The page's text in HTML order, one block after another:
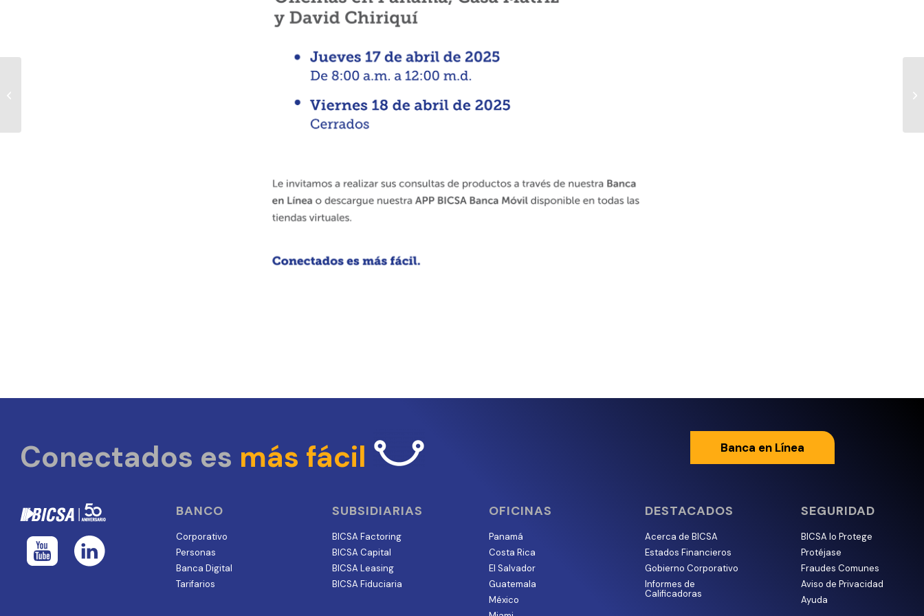
Conectados es más fácil Banca en Línea
BANCO
Corporativo
Personas
Banca Digital
Tarifarios
SUBSIDIARIAS
BICSA Factoring
BICSA Capital
BICSA Leasing
BICSA Fiduciaria
OFICINAS
Panamá
Costa Rica
El Salvador
Guatemala
México
DESTACADOS
Acerca de BICSA
Estados Financieros
Gobierno Corporativo
Informes de
Calificadoras
SEGURIDAD
BICSA lo Protege
Protéjase
Fraudes Comunes
Aviso de Privacidad
Ayuda